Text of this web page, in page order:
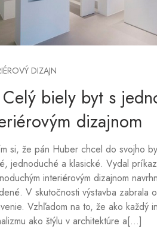
DIZAJN
Celý biely byt s
dizajnom
si, že pán Huber chcel do svojho
jednoduché a klasické. Vydal
interiérovým dizajnom
V skutočnosti výstavba zabrala
Vzhľadom na to, že ako každý
ako štýlu v architektúre a[...]